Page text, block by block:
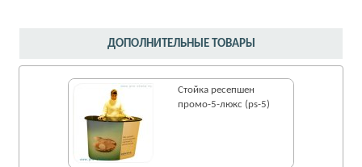
ДОПОЛНИТЕЛЬНЫЕ ТОВАРЫ
Стойка ресепшен
промо-5-люкс (ps-5)